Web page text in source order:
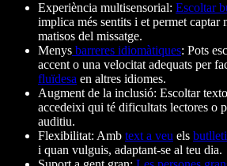
Experiència multisensorial: Escoltar
implica més sentits i et permet captar
matisos del missatge.
Menys barreres idiomàtiques: Pots
accent o una velocitat adequats per
fluïdesa en altres idiomes.
Augment de la inclusió: Escoltar
accedeixi qui té dificultats lectores o
auditiu.
Flexibilitat: Amb text a veu els
i quan vulguis, adaptant-se al teu dia.